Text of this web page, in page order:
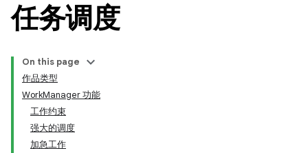
任务调度
On this page
作品类型
WorkManager 功能
工作约束
强大的调度
加急工作